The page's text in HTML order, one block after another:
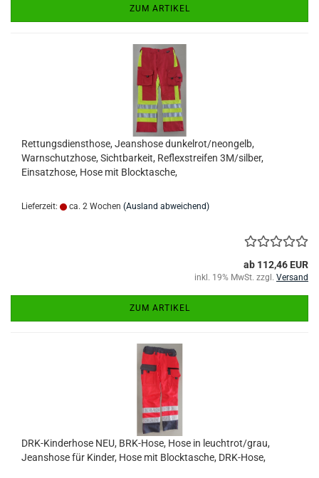
ZUM ARTIKEL
Rettungsdiensthose, Jeanshose dunkelrot/neongelb,
Warnschutzhose, Sichtbarkeit, Reflexstreifen 3M/silber,
Einsatzhose, Hose mit Blocktasche,
Lieferzeit: ca. 2 Wochen (Ausland abweichend)
ab 112,46 EUR
inkl. 19% MwSt. zzgl. Versand
ZUM ARTIKEL
DRK-Kinderhose NEU, BRK-Hose, Hose in leuchtrot/grau,
Jeanshose für Kinder, Hose mit Blocktasche, DRK-Hose,